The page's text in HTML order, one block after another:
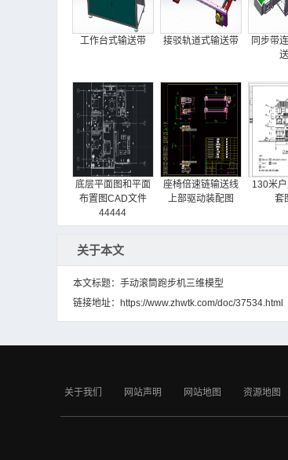
工作台式输送带 接驳轨道式输送带
同步带
底层平面图和平面
布置图CAD文件
44444
座椅倍速链输送线
上部驱动装配图
130米
套
关于本文
本文标题：手动滚筒跑步机三维模型
链接地址： https://www.zhwtk.com/doc/37534.html
关于我们 网站声明 网站地图 资源地图